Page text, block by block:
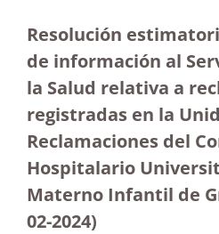
Resolución
de información al
la Salud relativa a
registradas en la
Reclamaciones del
Hospitalario
Materno Infantil de
02-2024)